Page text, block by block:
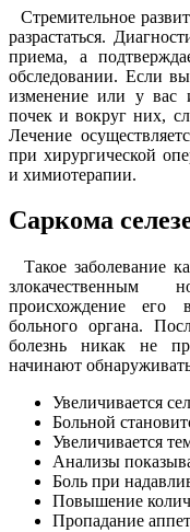
Стремительное
разрастаться.
приема, а
обследовании. Если
изменение или у вас
почек и вокруг них,
Лечение
при хирургической
и химиотерапии.
Саркома
Такое заболевание
злокачественным
происхождение его
больного органа.
болезнь никак не
начинают
Увеличивается
Больной
Увеличивается
Анализы
Боль при
Повышение
Пропадание